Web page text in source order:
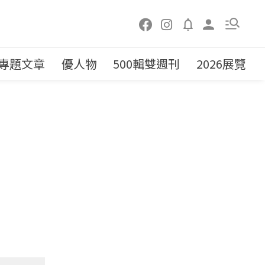
題文章 優人物 500輯雙週刊 2026展覽